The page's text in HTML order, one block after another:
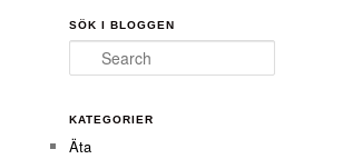
SÖK I BLOGGEN
Search
KATEGORIER
Äta